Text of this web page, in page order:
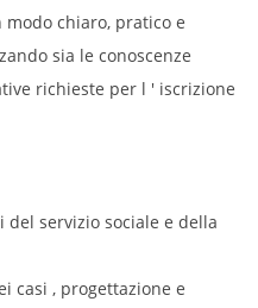
chiaro, pratico e
sia le conoscenze
richieste per l ' iscrizione
del servizio sociale e della
casi , progettazione e